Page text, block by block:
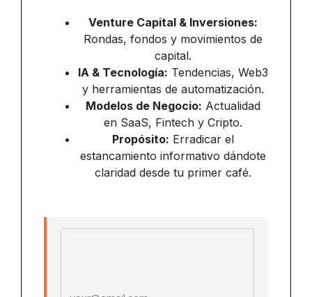
Venture Capital & Inversiones:
Rondas, fondos y movimientos de
capital.
IA & Tecnología: Tendencias, Web3
y herramientas de automatización.
Modelos de Negocio: Actualidad
en SaaS, Fintech y Cripto.
Propósito: Erradicar el
estancamiento informativo dándote
claridad desde tu primer café.